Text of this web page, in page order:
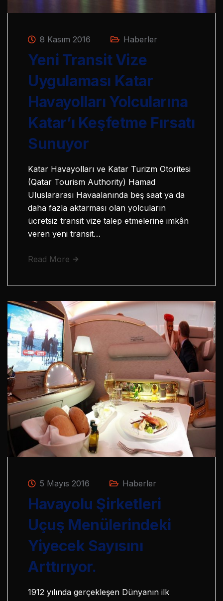
8 Kasım 2016 Haberler
Yeni Transit Vize
Uygulaması Katar
Havayolları Yolcularına
Katar’ı Keşfetme Fırsatı
Sunuyor
Katar Havayolları ve Katar Turizm Otoritesi
(Qatar Tourism Authority) Hamad
Uluslararası Havaalanında beş saat ya da
daha fazla aktarması olan yolcuların
ücretsiz transit vize talep etmelerine imkân
veren yeni transit…
Read More
5 Mayıs 2016 Haberler
Havayolu Şirketleri
Uçuş Menülerindeki
Yiyecek Sayısını
Arttırıyor.
1912 yılında gerçekleşen Dünyanın ilk